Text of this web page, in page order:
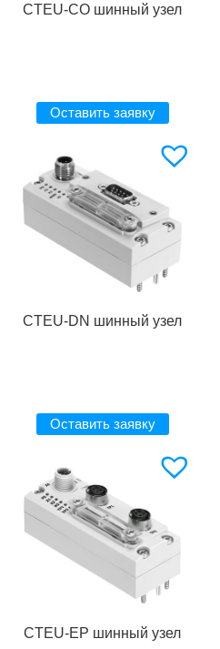
CTEU-CO шинный узел
Оставить заявку
CTEU-DN шинный узел
Оставить заявку
CTEU-EP шинный узел